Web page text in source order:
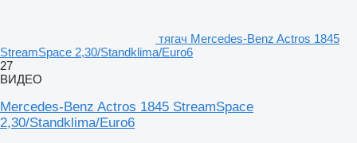
тягач Mercedes-Benz Actros 1845
StreamSpace 2,30/Standklima/Euro6
27
ВИДЕО
Mercedes-Benz Actros 1845 StreamSpace
2,30/Standklima/Euro6